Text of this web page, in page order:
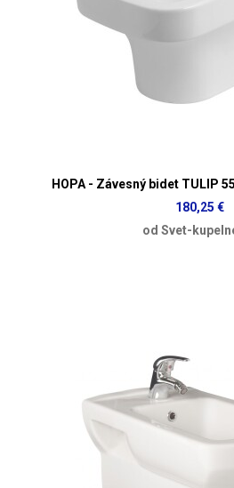
HOPA - Závesný bidet TULIP
180,25 €
od Svet-